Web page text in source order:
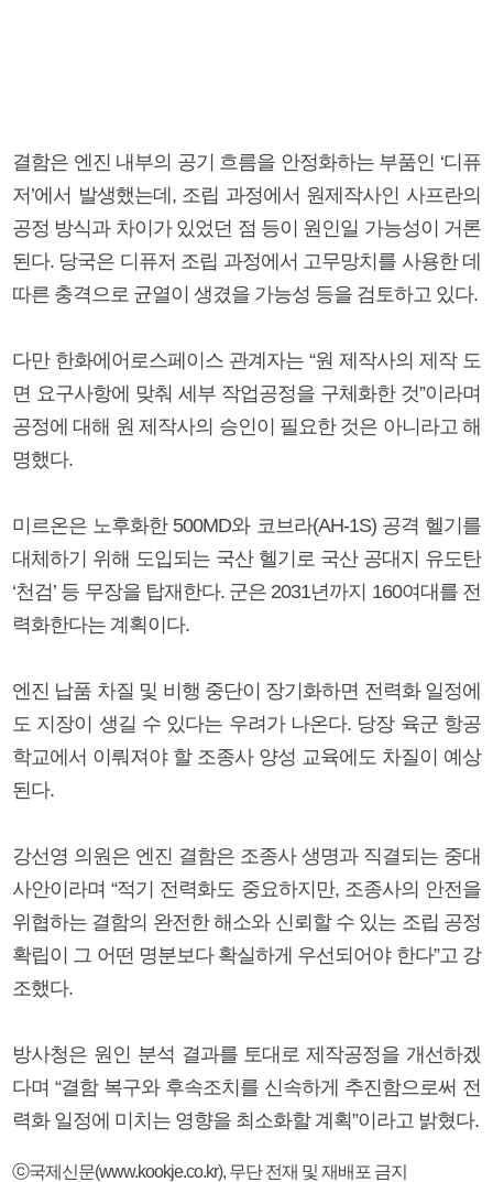
결함은 엔진 내부의 공기 흐름을 안정화하는 부품인 ‘디퓨
저’에서 발생했는데, 조립 과정에서 원제작사인 사프란의
공정 방식과 차이가 있었던 점 등이 원인일 가능성이 거론
된다. 당국은 디퓨저 조립 과정에서 고무망치를 사용한 데
따른 충격으로 균열이 생겼을 가능성 등을 검토하고 있다.
다만 한화에어로스페이스 관계자는 “원 제작사의 제작 도
면 요구사항에 맞춰 세부 작업공정을 구체화한 것”이라며
공정에 대해 원 제작사의 승인이 필요한 것은 아니라고 해
명했다.
미르온은 노후화한 500MD와 코브라(AH-1S) 공격 헬기를
대체하기 위해 도입되는 국산 헬기로 국산 공대지 유도탄
‘천검’ 등 무장을 탑재한다. 군은 2031년까지 160여대를 전
력화한다는 계획이다.
엔진 납품 차질 및 비행 중단이 장기화하면 전력화 일정에
도 지장이 생길 수 있다는 우려가 나온다. 당장 육군 항공
학교에서 이뤄져야 할 조종사 양성 교육에도 차질이 예상
된다.
강선영 의원은 엔진 결함은 조종사 생명과 직결되는 중대
사안이라며 “적기 전력화도 중요하지만, 조종사의 안전을
위협하는 결함의 완전한 해소와 신뢰할 수 있는 조립 공정
확립이 그 어떤 명분보다 확실하게 우선되어야 한다”고 강
조했다.
방사청은 원인 분석 결과를 토대로 제작공정을 개선하겠
다며 “결함 복구와 후속조치를 신속하게 추진함으로써 전
력화 일정에 미치는 영향을 최소화할 계획”이라고 밝혔다.
ⓒ국제신문(www.kookje.co.kr), 무단 전재 및 재배포 금지